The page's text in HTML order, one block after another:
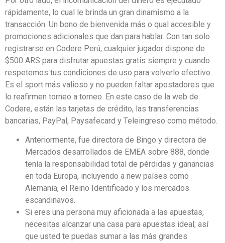
rápidamente, lo cual le brinda un gran dinamismo a la
transacción. Un bono de bienvenida más o qual accesible y
promociones adicionales que dan para hablar. Con tan solo
registrarse en Codere Perú, cualquier jugador dispone de
$500 ARS para disfrutar apuestas gratis siempre y cuando
respetemos tus condiciones de uso para volverlo efectivo.
Es el sport más valioso y no pueden faltar apostadores que
lo reafirmen torneo a torneo. En este caso de la web de
Codere, están las tarjetas de crédito, las transferencias
bancarias, PayPal, Paysafecard y Teleingreso como método.
Anteriormente, fue directora de Bingo y directora de
Mercados desarrollados de EMEA sobre 888, donde
tenía la responsabilidad total de pérdidas y ganancias
en toda Europa, incluyendo a new países como
Alemania, el Reino Identificado y los mercados
escandinavos.
Si eres una persona muy aficionada a las apuestas,
necesitas alcanzar una casa para apuestas ideal; así
que usted te puedas sumar a las más grandes